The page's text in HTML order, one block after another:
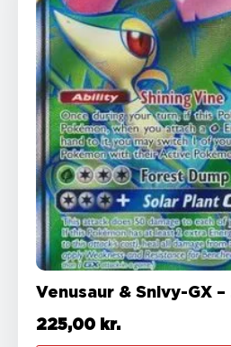
Venusaur & Snivy-GX
225,00 kr.